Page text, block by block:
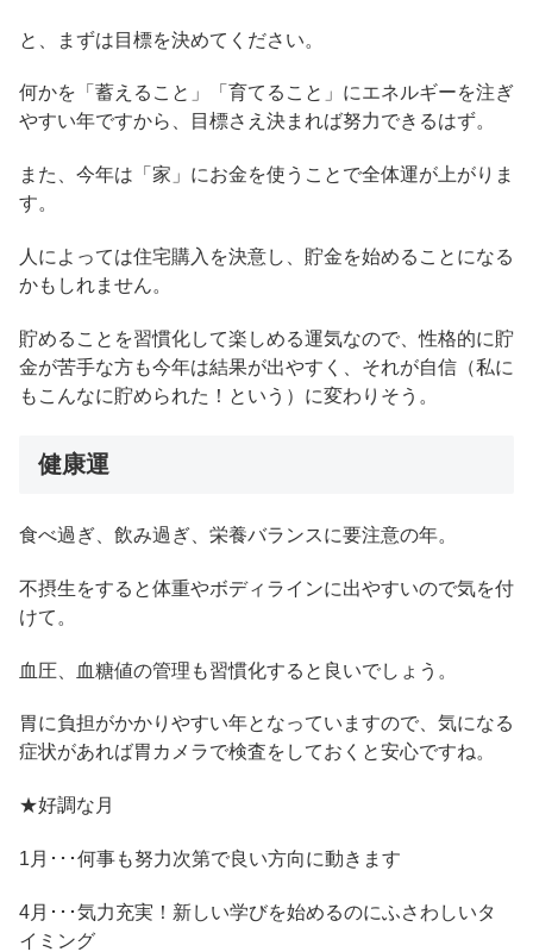
と、まずは目標を決めてください。
何かを「蓄えること」「育てること」にエネルギーを注ぎ
やすい年ですから、目標さえ決まれば努力できるはず。
また、今年は「家」にお金を使うことで全体運が上がりま
す。
人によっては住宅購入を決意し、貯金を始めることになる
かもしれません。
貯めることを習慣化して楽しめる運気なので、性格的に貯
金が苦手な方も今年は結果が出やすく、それが自信（私に
もこんなに貯められた！という）に変わりそう。
健康運
食べ過ぎ、飲み過ぎ、栄養バランスに要注意の年。
不摂生をすると体重やボディラインに出やすいので気を付
けて。
血圧、血糖値の管理も習慣化すると良いでしょう。
胃に負担がかかりやすい年となっていますので、気になる
症状があれば胃カメラで検査をしておくと安心ですね。
★好調な月
1月･･･何事も努力次第で良い方向に動きます
4月･･･気力充実！新しい学びを始めるのにふさわしいタ
イミング